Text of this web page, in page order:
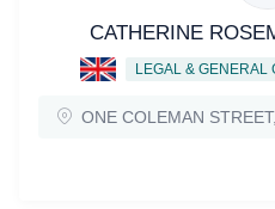
CATHERINE
LEGAL & GENERAL
ONE COLEMAN